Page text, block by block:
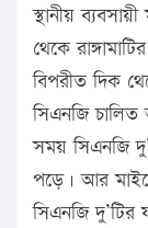
স্থানীয়
থেকে
বিপরীত দিক
সিএনজি
সময় সিএনজি
পড়ে। আর
সিএনজি